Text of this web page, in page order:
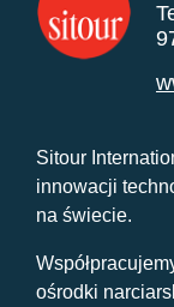
Sitour
innowacji
na świecie.
ośrodki